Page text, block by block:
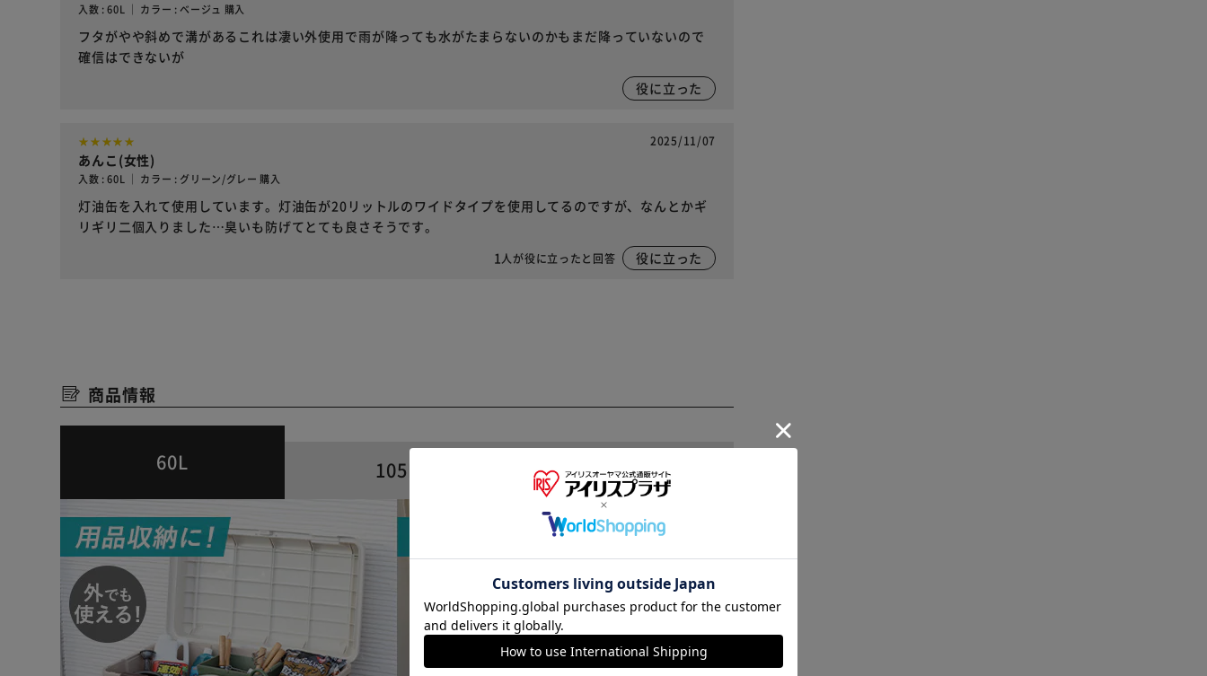
入数 : 60L ｜ カラー : ベージュ 購入
フタがやや斜めで溝があるこれは凄い外使用で雨が降っても水がたまらないのかもまだ降っていないので
確信はできないが
役に立った
2025/11/07
あんこ(女性)
入数 : 60L ｜ カラー : グリーン/グレー 購入
灯油缶を入れて使用しています。灯油缶が20リットルのワイドタイプを使用してるのですが、なんとかギ
リギリ二個入りました…臭いも防げてとても良さそうです。
1 人が役に立ったと回答 役に立った
商品情報
60L 105L 135L
※ご確認ください